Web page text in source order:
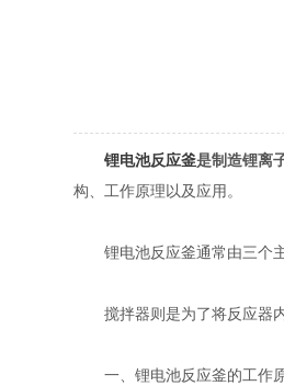
锂电池反应釜是制造锂离
构、工作原理以及应用。
锂电池反应釜通常由三个主
搅拌器则是为了将反应器内
一、锂电池反应釜的工作